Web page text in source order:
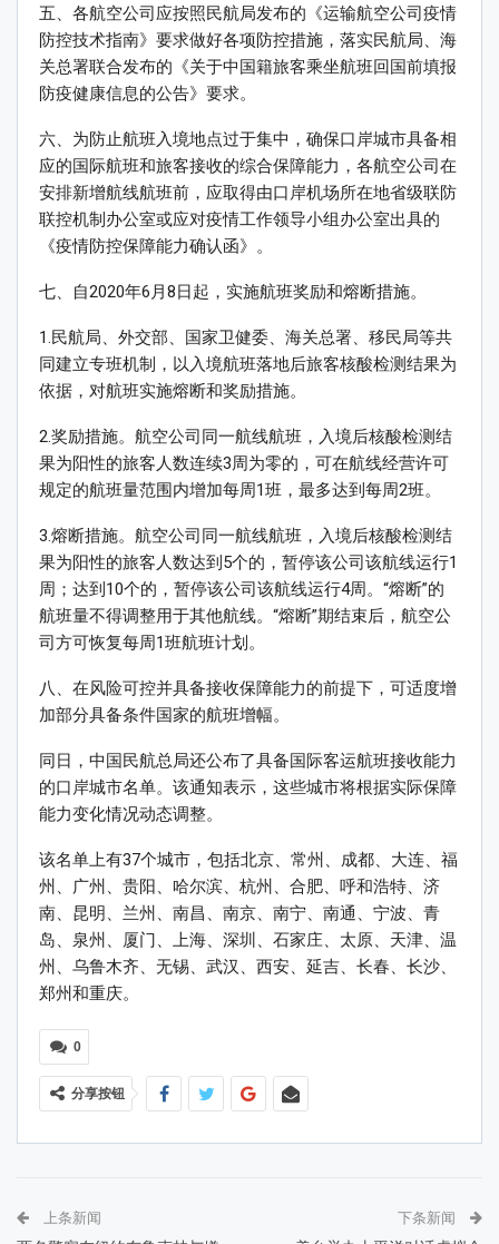
五、各航空公司应按照民航局发布的《运输航空公司疫情
防控技术指南》要求做好各项防控措施，落实民航局、海
关总署联合发布的《关于中国籍旅客乘坐航班回国前填报
防疫健康信息的公告》要求。
六、为防止航班入境地点过于集中，确保口岸城市具备相
应的国际航班和旅客接收的综合保障能力，各航空公司在
安排新增航线航班前，应取得由口岸机场所在地省级联防
联控机制办公室或应对疫情工作领导小组办公室出具的
《疫情防控保障能力确认函》。
七、自2020年6月8日起，实施航班奖励和熔断措施。
1.民航局、外交部、国家卫健委、海关总署、移民局等共
同建立专班机制，以入境航班落地后旅客核酸检测结果为
依据，对航班实施熔断和奖励措施。
2.奖励措施。航空公司同一航线航班，入境后核酸检测结
果为阳性的旅客人数连续3周为零的，可在航线经营许可
规定的航班量范围内增加每周1班，最多达到每周2班。
3.熔断措施。航空公司同一航线航班，入境后核酸检测结
果为阳性的旅客人数达到5个的，暂停该公司该航线运行1
周；达到10个的，暂停该公司该航线运行4周。“熔断”的
航班量不得调整用于其他航线。“熔断”期结束后，航空公
司方可恢复每周1班航班计划。
八、在风险可控并具备接收保障能力的前提下，可适度增
加部分具备条件国家的航班增幅。
同日，中国民航总局还公布了具备国际客运航班接收能力
的口岸城市名单。该通知表示，这些城市将根据实际保障
能力变化情况动态调整。
该名单上有37个城市，包括北京、常州、成都、大连、福
州、广州、贵阳、哈尔滨、杭州、合肥、呼和浩特、济
南、昆明、兰州、南昌、南京、南宁、南通、宁波、青
岛、泉州、厦门、上海、深圳、石家庄、太原、天津、温
州、乌鲁木齐、无锡、武汉、西安、延吉、长春、长沙、
郑州和重庆。
0
分享按钮
上条新闻 下条新闻